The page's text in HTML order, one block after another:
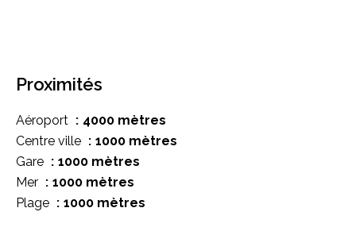
Proximités
Aéroport
4000 mètres
Centre ville
1000 mètres
Gare
1000 mètres
Mer
1000 mètres
Plage
1000 mètres